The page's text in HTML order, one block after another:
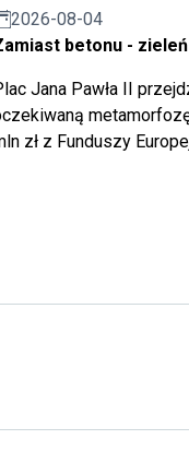
2026-08-04
betonu - zieleń
Jana Pawła II
zł z Funduszy